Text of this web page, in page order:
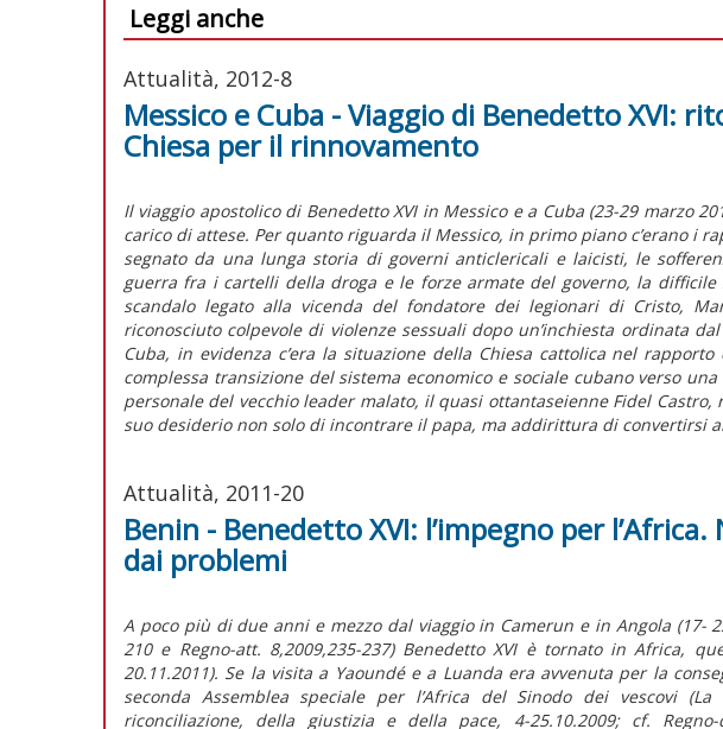
Leggi anche
Attualità, 2012-8
Messico e Cuba - Viaggio di Benedetto XVI:
Chiesa per il rinnovamento
Il viaggio apostolico di Benedetto XVI in Messico e a Cuba (23-29 marzo
carico di attese. Per quanto riguarda il Messico, in primo piano c’erano i
segnato da una lunga storia di governi anticlericali e laicisti, le
guerra fra i cartelli della droga e le forze armate del governo, la difficile
scandalo legato alla vicenda del fondatore dei legionari di Cristo,
riconosciuto colpevole di violenze sessuali dopo un’inchiesta ordinata
Cuba, in evidenza c’era la situazione della Chiesa cattolica nel
complessa transizione del sistema economico e sociale cubano verso
personale del vecchio leader malato, il quasi ottantaseienne Fidel
suo desiderio non solo di incontrare il papa, ma addirittura di convertirsi
Attualità, 2011-20
Benin - Benedetto XVI: l’impegno per
dai problemi
A poco più di due anni e mezzo dal viaggio in Camerun e in Angola (17-
210 e Regno-att. 8,2009,235-237) Benedetto XVI è tornato in Africa,
20.11.2011). Se la visita a Yaoundé e a Luanda era avvenuta per la
seconda Assemblea speciale per l’Africa del Sinodo dei vescovi
riconciliazione, della giustizia e della pace, 4-25.10.2009; cf. Regno-